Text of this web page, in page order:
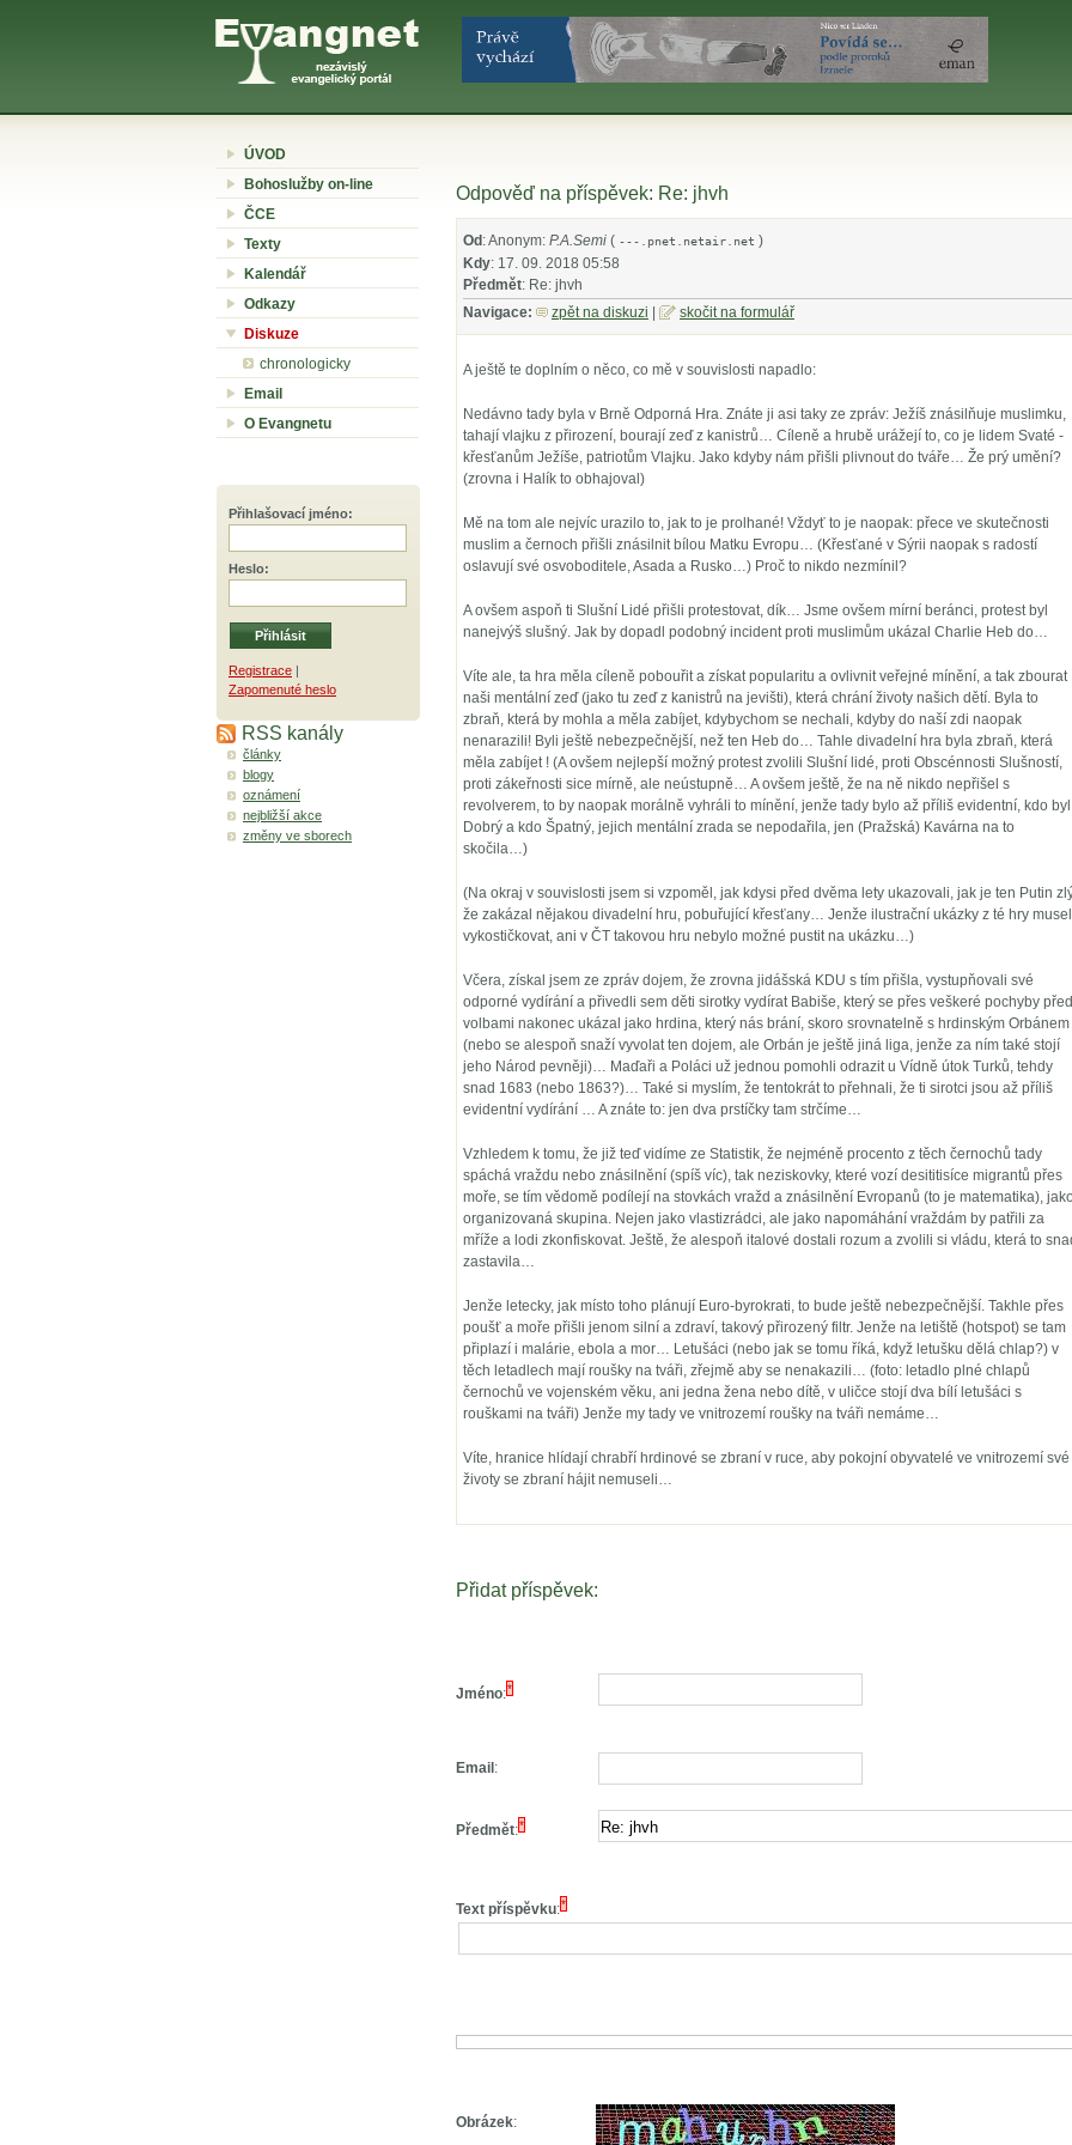
ÚVOD
Bohoslužby on-line
ČCE
Texty
Kalendář
Odkazy
Diskuze
chronologicky
Email
O Evangnetu
Přihlašovací jméno:
Heslo:
Registrace |
Zapomenuté heslo
RSS kanály
články
blogy
oznámení
nejbližší akce
změny ve sborech
Odpověď na příspěvek: Re: jhvh
Od : Anonym: P.A.Semi ( ---.pnet.netair.net )
Kdy: 17. 09. 2018 05:58
Předmět: Re: jhvh
Navigace:
zpět na diskuzi skočit na formulář
A ještě te doplním o něco, co mě v souvislosti napadlo:
Nedávno tady byla v Brně Odporná Hra. Znáte ji asi taky ze zpráv: Ježíš znásilňuje muslimku,
tahají vlajku z přirození, bourají zeď z kanistrů… Cíleně a hrubě urážejí to, co je lidem Svaté -
křesťanům Ježíše, patriotům Vlajku. Jako kdyby nám přišli plivnout do tváře… Že prý umění?
(zrovna i Halík to obhajoval)
Mě na tom ale nejvíc urazilo to, jak to je prolhané! Vždyť to je naopak: přece ve skutečnosti
muslim a černoch přišli znásilnit bílou Matku Evropu… (Křesťané v Sýrii naopak s radostí
oslavují své osvoboditele, Asada a Rusko…) Proč to nikdo nezmínil?
A ovšem aspoň ti Slušní Lidé přišli protestovat, dík… Jsme ovšem mírní beránci, protest byl
nanejvýš slušný. Jak by dopadl podobný incident proti muslimům ukázal Charlie Heb do…
Víte ale, ta hra měla cíleně pobouřit a získat popularitu a ovlivnit veřejné mínění, a tak zbourat
naši mentální zeď (jako tu zeď z kanistrů na jevišti), která chrání životy našich dětí. Byla to
zbraň, která by mohla a měla zabíjet, kdybychom se nechali, kdyby do naší zdi naopak
nenarazili! Byli ještě nebezpečnější, než ten Heb do… Tahle divadelní hra byla zbraň, která
měla zabíjet ! (A ovšem nejlepší možný protest zvolili Slušní lidé, proti Obscénnosti Slušností,
proti zákeřnosti sice mírně, ale neústupně… A ovšem ještě, že na ně nikdo nepřišel s
revolverem, to by naopak morálně vyhráli to mínění, jenže tady bylo až příliš evidentní, kdo byl
Dobrý a kdo Špatný, jejich mentální zrada se nepodařila, jen (Pražská) Kavárna na to
skočila…)
(Na okraj v souvislosti jsem si vzpoměl, jak kdysi před dvěma lety ukazovali, jak je ten Putin
že zakázal nějakou divadelní hru, pobuřující křesťany… Jenže ilustrační ukázky z té hry
vykostičkovat, ani v ČT takovou hru nebylo možné pustit na ukázku…)
Včera, získal jsem ze zpráv dojem, že zrovna jidášská KDU s tím přišla, vystupňovali své
odporné vydírání a přivedli sem děti sirotky vydírat Babiše, který se přes veškeré pochyby před
volbami nakonec ukázal jako hrdina, který nás brání, skoro srovnatelně s hrdinským Orbánem
(nebo se alespoň snaží vyvolat ten dojem, ale Orbán je ještě jiná liga, jenže za ním také stojí
jeho Národ pevněji)… Maďaři a Poláci už jednou pomohli odrazit u Vídně útok Turků, tehdy
snad 1683 (nebo 1863?)… Také si myslím, že tentokrát to přehnali, že ti sirotci jsou až příliš
evidentní vydírání … A znáte to: jen dva prstíčky tam strčíme…
Vzhledem k tomu, že již teď vidíme ze Statistik, že nejméně procento z těch černochů tady
spáchá vraždu nebo znásilnění (spíš víc), tak neziskovky, které vozí desititisíce migrantů přes
moře, se tím vědomě podílejí na stovkách vražd a znásilnění Evropanů (to je matematika),
organizovaná skupina. Nejen jako vlastizrádci, ale jako napomáhání vraždám by patřili za
mříže a lodi zkonfiskovat. Ještě, že alespoň italové dostali rozum a zvolili si vládu, která to
zastavila…
Jenže letecky, jak místo toho plánují Euro-byrokrati, to bude ještě nebezpečnější. Takhle přes
poušť a moře přišli jenom silní a zdraví, takový přirozený filtr. Jenže na letiště (hotspot) se tam
připlazí i malárie, ebola a mor… Letušáci (nebo jak se tomu říká, když letušku dělá chlap?) v
těch letadlech mají roušky na tváři, zřejmě aby se nenakazili… (foto: letadlo plné chlapů
černochů ve vojenském věku, ani jedna žena nebo dítě, v uličce stojí dva bílí letušáci s
rouškami na tváři) Jenže my tady ve vnitrozemí roušky na tváři nemáme…
Víte, hranice hlídají chrabří hrdinové se zbraní v ruce, aby pokojní obyvatelé ve vnitrozemí své
životy se zbraní hájit nemuseli…
Přidat příspěvek:
Jméno:*
Email :
Předmět:*
Text příspěvku:*
Obrázek: